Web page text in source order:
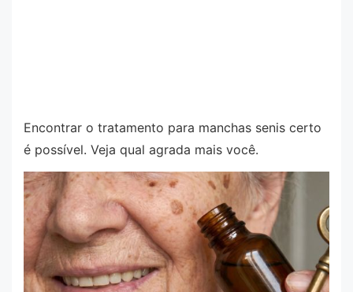
Encontrar o tratamento para manchas senis certo
é possível. Veja qual agrada mais você.